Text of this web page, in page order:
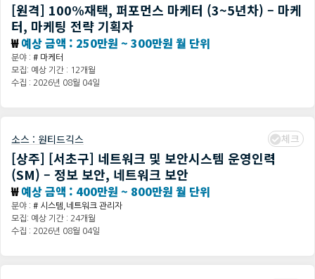
[원격] 100%재택, 퍼포먼스 마케터 (3~5년차) – 마케
터, 마케팅 전략 기획자
₩예상 금액 : 250만원 ~ 300만원 월 단위
분야 : # 마케터
모집: 예상 기간 : 12개월
수집 : 2026년 08월 04일
소스 : 원티드긱스 체크
[상주] [서초구] 네트워크 및 보안시스템 운영인력
(SM) – 정보 보안, 네트워크 보안
₩예상 금액 : 400만원 ~ 800만원 월 단위
분야 : # 시스템,네트워크 관리자
모집: 예상 기간 : 24개월
수집 : 2026년 08월 04일